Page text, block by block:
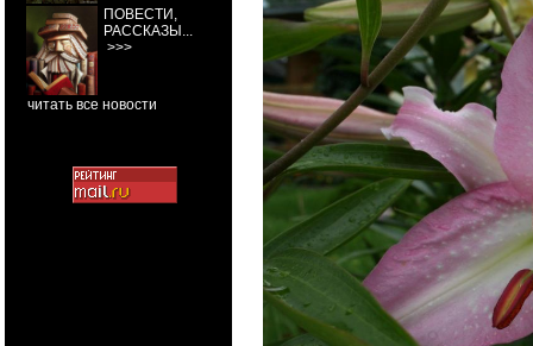
ПОВЕСТИ,
РАССКАЗЫ...
>>>
читать все новости